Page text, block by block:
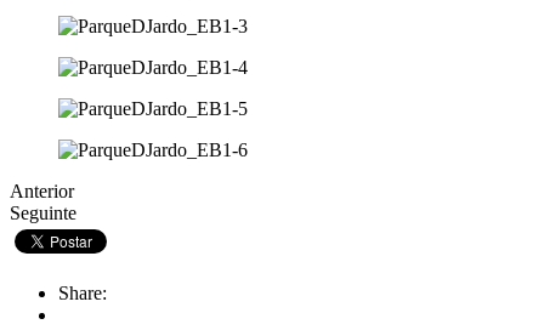
Anterior
Seguinte
Share: